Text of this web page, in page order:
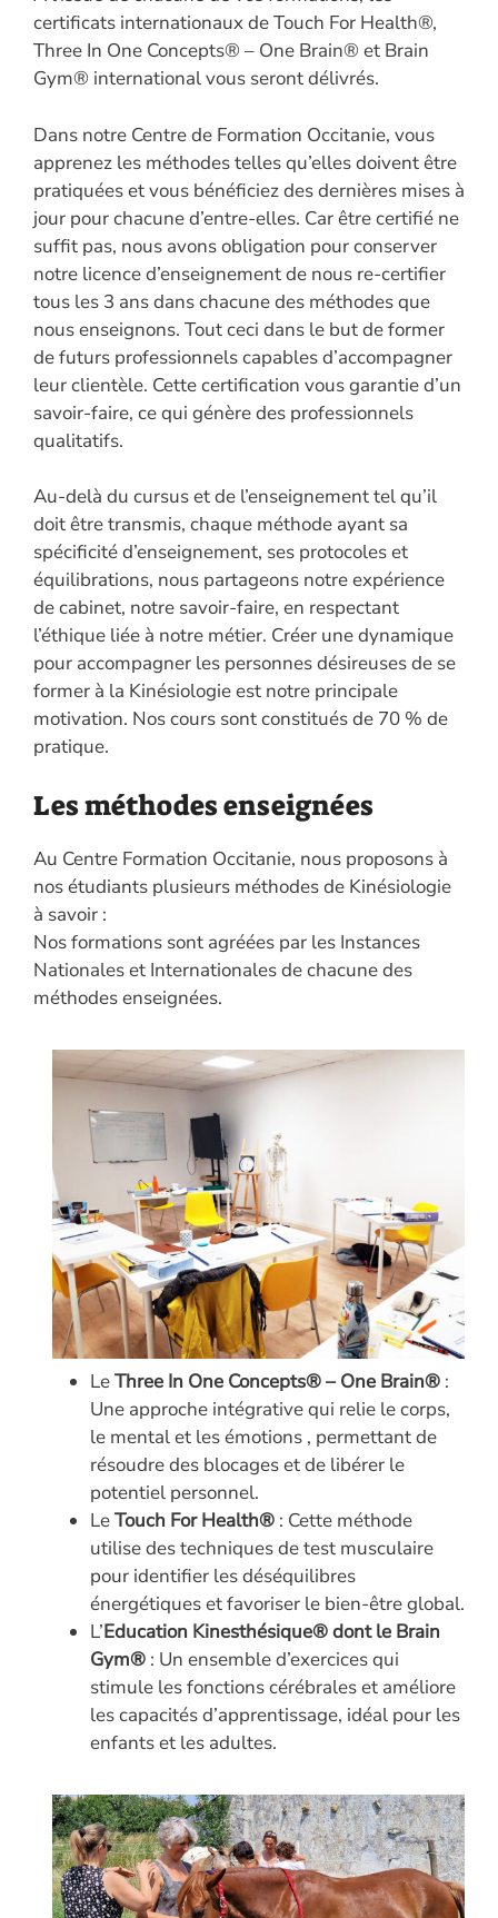
certificats internationaux de Touch For Health®,
Three In One Concepts® – One Brain® et Brain
Gym® international vous seront délivrés.
Dans notre Centre de Formation Occitanie, vous
apprenez les méthodes telles qu’elles doivent être
pratiquées et vous bénéficiez des dernières mises à
jour pour chacune d’entre-elles. Car être certifié ne
suffit pas, nous avons obligation pour conserver
notre licence d’enseignement de nous re-certifier
tous les 3 ans dans chacune des méthodes que
nous enseignons. Tout ceci dans le but de former
de futurs professionnels capables d’accompagner
leur clientèle. Cette certification vous garantie d’un
savoir-faire, ce qui génère des professionnels
qualitatifs.
Au-delà du cursus et de l’enseignement tel qu’il
doit être transmis, chaque méthode ayant sa
spécificité d’enseignement, ses protocoles et
équilibrations, nous partageons notre expérience
de cabinet, notre savoir-faire, en respectant
l’éthique liée à notre métier. Créer une dynamique
pour accompagner les personnes désireuses de se
former à la Kinésiologie est notre principale
motivation. Nos cours sont constitués de 70 % de
pratique.
Les méthodes enseignées
Au Centre Formation Occitanie, nous proposons à
nos étudiants plusieurs méthodes de Kinésiologie
à savoir :
Nos formations sont agréées par les Instances
Nationales et Internationales de chacune des
méthodes enseignées.
LeThree In One Concepts® – One Brain® :
Une approche intégrative qui relie le corps,
le mental et les émotions , permettant de
résoudre des blocages et de libérer le
potentiel personnel.
LeTouch For Health® : Cette méthode
utilise des techniques de test musculaire
pour identifier les déséquilibres
énergétiques et favoriser le bien-être global.
L’Education Kinesthésique® dont le Brain
Gym® : Un ensemble d’exercices qui
stimule les fonctions cérébrales et améliore
les capacités d’apprentissage, idéal pour les
enfants et les adultes.